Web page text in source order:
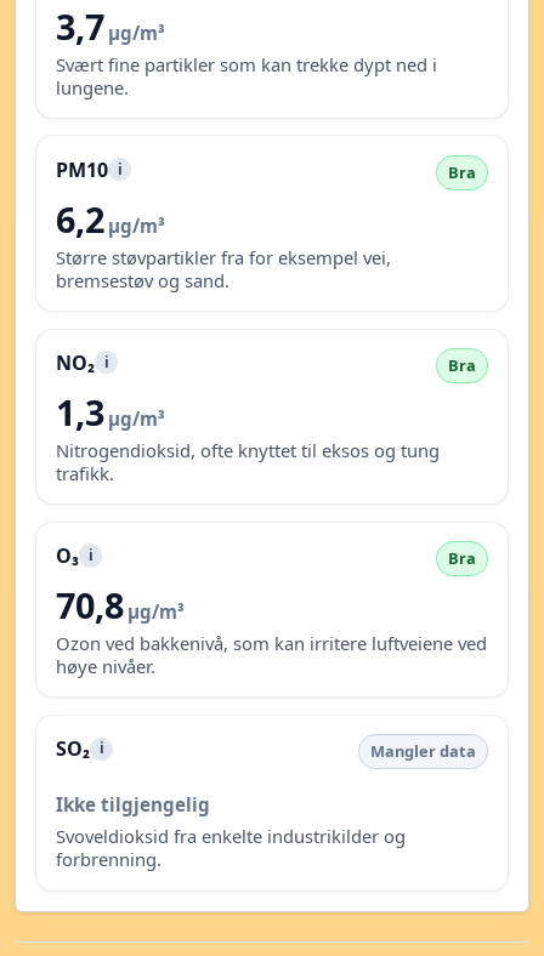
3,7 µg/m³
Svært fine partikler som kan trekke dypt ned i
lungene.
PM10 i Bra
6,2 µg/m³
Større støvpartikler fra for eksempel vei,
bremsestøv og sand.
NO₂ i Bra
1,3 µg/m³
Nitrogendioksid, ofte knyttet til eksos og tung
trafikk.
O₃ i Bra
70,8 µg/m³
Ozon ved bakkenivå, som kan irritere luftveiene ved
høye nivåer.
SO₂ i Mangler data
Ikke tilgjengelig
Svoveldioksid fra enkelte industrikilder og
forbrenning.